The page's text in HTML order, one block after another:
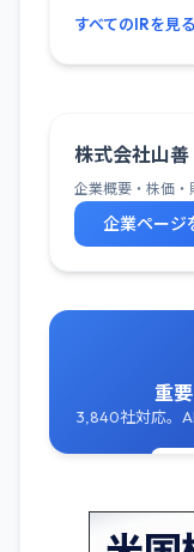
すべてのIRを見
株式会社山善
企業概要・株価・
企業ペー
重
3,840社対応。